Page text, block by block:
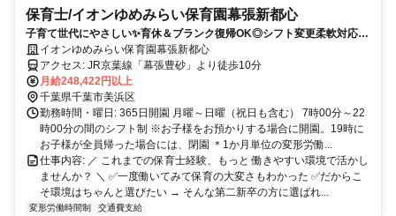
保育士/イオンゆめみらい保育園幕張新都心
子育て世代にやさしい✨育休＆ブランク復帰OK◎シフト変更柔軟対応◎
持ち帰りなし☆有休・昇給・賞与あり
イオンゆめみらい保育園幕張新都心
アクセス: JR京葉線「幕張豊砂」より徒歩10分
月給248,422円以上
千葉県千葉市美浜区
勤務時間・曜日: 365日開園 月曜～日曜（祝日も含む） 7時00分～22
時00分の間のシフト制 ※お子様をお預かりする場合に開園。19時に
お子様が全員帰った場合には、閉園 ＊1か月単位の変形労働...
仕事内容: ／ これまでの保育士経験、もっと 働きやすい環境で活かし
ませんか？ ＼ ✅️一度働いてみて保育の大変さもわかった ✅️だからこ
そ環境はちゃんと選びたい → そんな第二新卒の方に選ばれ...
変形労働時間制 交通費支給